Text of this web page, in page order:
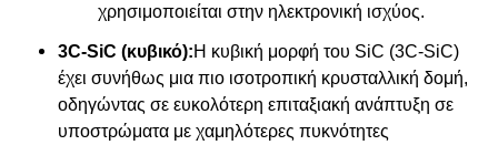
χρησιμοποιείται στην ηλεκτρονική ισχύος.
3C-SiC (κυβικό):Η κυβική μορφή του SiC (3C-SiC)
έχει συνήθως μια πιο ισοτροπική κρυσταλλική δομή,
οδηγώντας σε ευκολότερη επιταξιακή ανάπτυξη σε
υποστρώματα με χαμηλότερες πυκνότητες